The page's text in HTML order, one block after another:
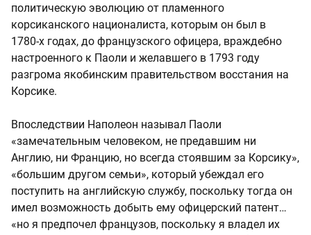
политическую эволюцию от пламенного
корсиканского националиста, которым он был в
1780‑х годах, до французского офицера, враждебно
настроенного к Паоли и желавшего в 1793 году
разгрома якобинским правительством восстания на
Корсике.
Впоследствии Наполеон называл Паоли
«замечательным человеком, не предавшим ни
Англию, ни Францию, но всегда стоявшим за Корсику»,
«большим другом семьи», который убеждал его
поступить на английскую службу, поскольку тогда он
имел возможность добыть ему офицерский патент…
«но я предпочел французов, поскольку я владел их